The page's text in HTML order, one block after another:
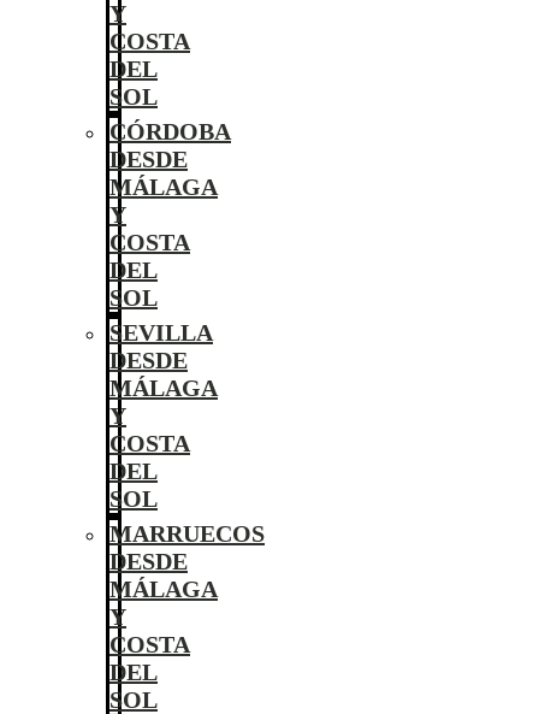
Y
COSTA
DEL
SOL
CÓRDOBA
DESDE
MÁLAGA
Y
COSTA
DEL
SOL
SEVILLA
DESDE
MÁLAGA
Y
COSTA
DEL
SOL
MARRUECOS
DESDE
MÁLAGA
Y
COSTA
DEL
SOL